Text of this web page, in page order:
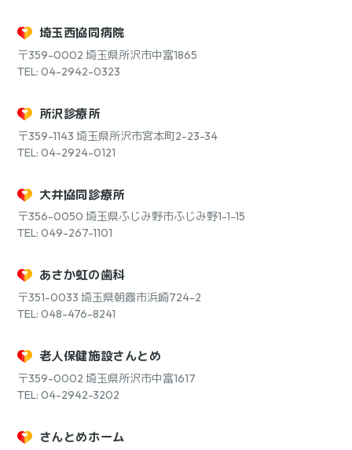
埼玉西協同病院
〒359-0002 埼玉県所沢市中富1865
TEL: 04-2942-0323
所沢診療所
〒359-1143 埼玉県所沢市宮本町2-23-34
TEL: 04-2924-0121
大井協同診療所
〒356-0050 埼玉県ふじみ野市ふじみ野1-1-15
TEL: 049-267-1101
あさか虹の歯科
〒351-0033 埼玉県朝霞市浜崎724-2
TEL: 048-476-8241
老人保健施設さんとめ
〒359-0002 埼玉県所沢市中富1617
TEL: 04-2942-3202
さんとめホーム